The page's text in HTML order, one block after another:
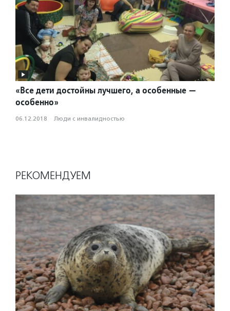
«Все дети достойны лучшего, а особенные —
особенно»
06.12.2018 · Люди с инвалидностью
РЕКОМЕНДУЕМ